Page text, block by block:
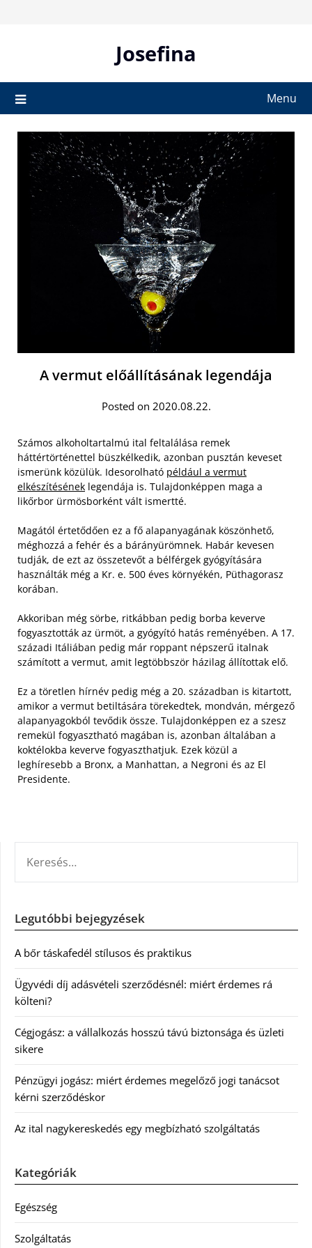
Josefina
Menu
A vermut előállításának legendája
Posted on 2020.08.22.
Számos alkoholtartalmú ital feltalálása remek
háttértörténettel büszkélkedik, azonban pusztán keveset
ismerünk közülük. Idesorolható például a vermut
elkészítésének legendája is. Tulajdonképpen maga a
likőrbor ürmösborként vált ismertté.
Magától értetődően ez a fő alapanyagának köszönhető,
méghozzá a fehér és a bárányürömnek. Habár kevesen
tudják, de ezt az összetevőt a bélférgek gyógyítására
használták még a Kr. e. 500 éves környékén, Püthagorasz
korában.
Akkoriban még sörbe, ritkábban pedig borba keverve
fogyasztották az ürmöt, a gyógyító hatás reményében. A 17.
századi Itáliában pedig már roppant népszerű italnak
számított a vermut, amit legtöbbször házilag állítottak elő.
Ez a töretlen hírnév pedig még a 20. században is kitartott,
amikor a vermut betiltására törekedtek, mondván, mérgező
alapanyagokból tevődik össze. Tulajdonképpen ez a szesz
remekül fogyasztható magában is, azonban általában a
koktélokba keverve fogyaszthatjuk. Ezek közül a
leghíresebb a Bronx, a Manhattan, a Negroni és az El
Presidente.
Legutóbbi bejegyzések
A bőr táskafedél stílusos és praktikus
Ügyvédi díj adásvételi szerződésnél: miért érdemes rá
költeni?
Cégjogász: a vállalkozás hosszú távú biztonsága és üzleti
sikere
Pénzügyi jogász: miért érdemes megelőző jogi tanácsot
kérni szerződéskor
Az ital nagykereskedés egy megbízható szolgáltatás
Kategóriák
Egészség
Szolgáltatás